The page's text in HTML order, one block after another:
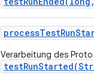
processTestRun
Verarbeitung des